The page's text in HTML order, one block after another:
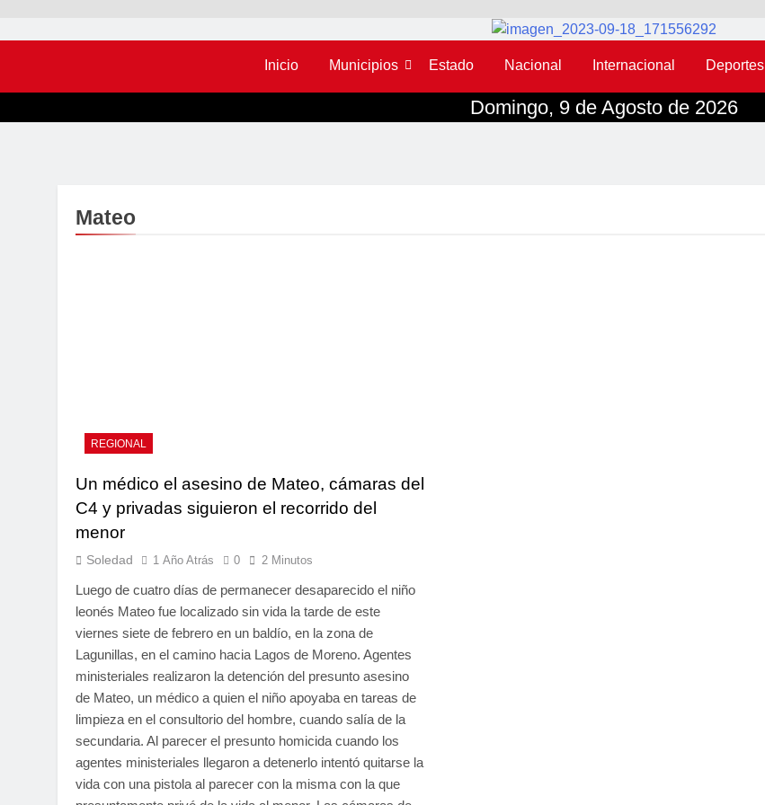
Inicio Municipios Estado Nacional Internacional Deportes
Domingo, 9 de Agosto de 2026
Mateo
REGIONAL
Un médico el asesino de Mateo, cámaras del
C4 y privadas siguieron el recorrido del
menor
Soledad 1 Año Atrás 0 2 Minutos
Luego de cuatro días de permanecer desaparecido el niño
leonés Mateo fue localizado sin vida la tarde de este
viernes siete de febrero en un baldío, en la zona de
Lagunillas, en el camino hacia Lagos de Moreno. Agentes
ministeriales realizaron la detención del presunto asesino
de Mateo, un médico a quien el niño apoyaba en tareas de
limpieza en el consultorio del hombre, cuando salía de la
secundaria. Al parecer el presunto homicida cuando los
agentes ministeriales llegaron a detenerlo intentó quitarse la
vida con una pistola al parecer con la misma con la que